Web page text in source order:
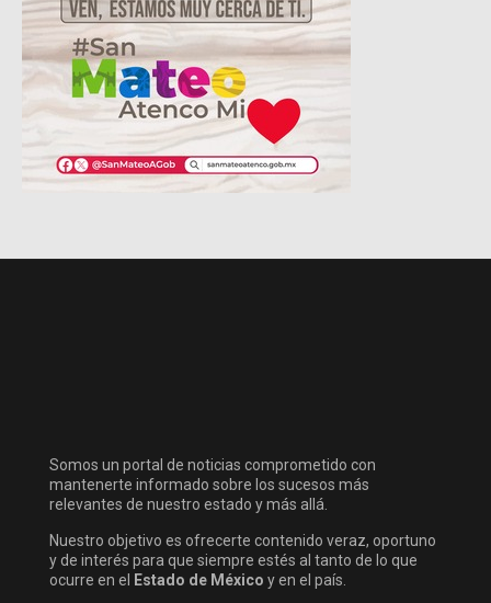
Somos un portal de noticias comprometido con
mantenerte informado sobre los sucesos más
relevantes de nuestro estado y más allá.
Nuestro objetivo es ofrecerte contenido veraz, oportuno
y de interés para que siempre estés al tanto de lo que
ocurre en el
Estado de México y en el país.